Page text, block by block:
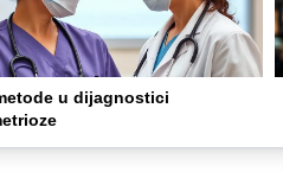
u dijagnostici